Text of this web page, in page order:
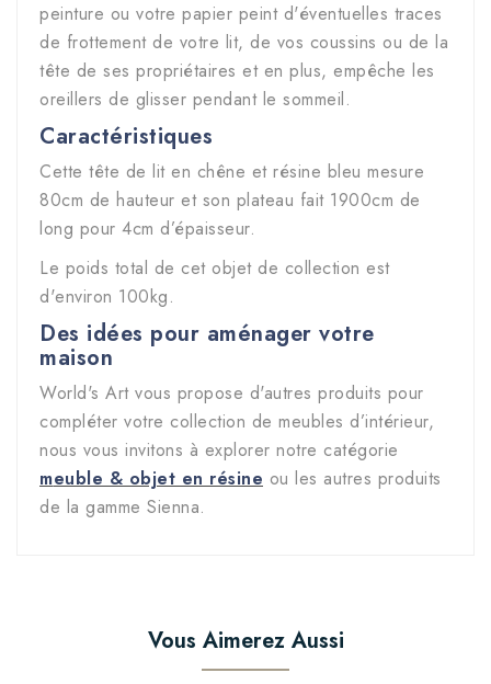
peinture ou votre papier peint d'éventuelles traces
de frottement de votre lit, de vos coussins ou de la
tête de ses propriétaires et en plus, empêche les
oreillers de glisser pendant le sommeil.
Caractéristiques
Cette tête de lit en chêne et résine bleu mesure
80cm de hauteur et son plateau fait 1900cm de
long pour 4cm d’épaisseur.
Le poids total de cet objet de collection est
d'environ 100kg.
Des idées pour aménager votre
maison
World's Art vous propose d'autres produits pour
compléter votre collection de meubles d’intérieur,
nous vous invitons à explorer notre catégorie
meuble & objet en résine ou les autres produits
de la gamme Sienna.
Vous Aimerez Aussi